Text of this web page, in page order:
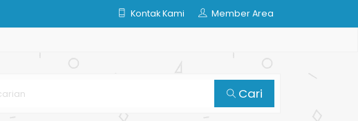
Kontak Kami Member Area
Cari